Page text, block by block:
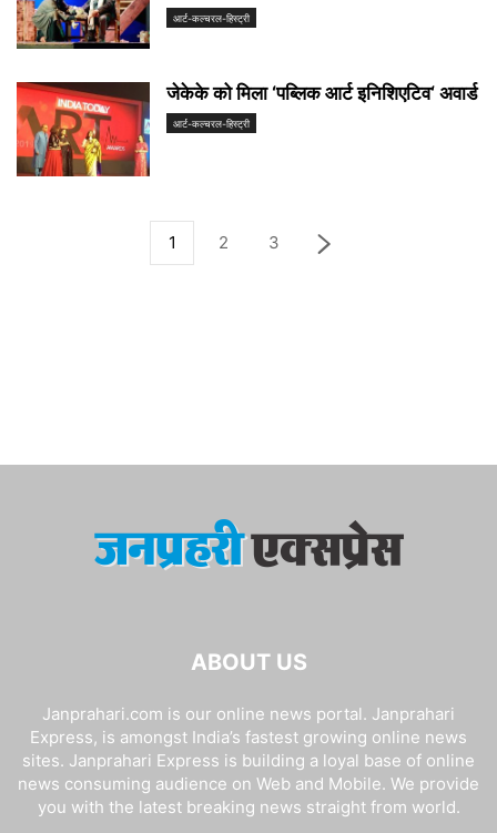
आर्ट-कल्चरल-हिस्ट्री
जेकेके को मिला ‘पब्लिक आर्ट इनिशिएटिव‘ अवार्ड
आर्ट-कल्चरल-हिस्ट्री
1 2 3
ABOUT US
Janprahari.com is our online news portal. Janprahari
Express, is amongst India’s fastest growing online news
sites. Janprahari Express is building a loyal base of online
news consuming audience on Web and Mobile. We provide
you with the latest breaking news straight from world.